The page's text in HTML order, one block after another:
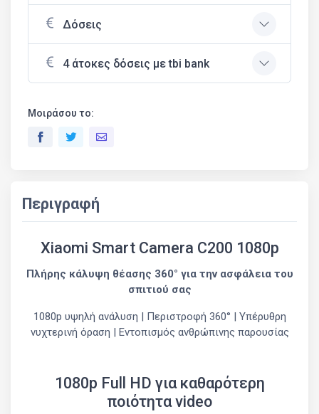
Δόσεις
4 άτοκες δόσεις με tbi bank
Μοιράσου το:
Περιγραφή
Xiaomi Smart Camera C200 1080p
Πλήρης κάλυψη θέασης 360° για την ασφάλεια του
σπιτιού σας
1080p υψηλή ανάλυση | Περιστροφή 360° | Υπέρυθρη
νυχτερινή όραση | Εντοπισμός ανθρώπινης παρουσίας
1080p Full HD για καθαρότερη
ποιότητα video